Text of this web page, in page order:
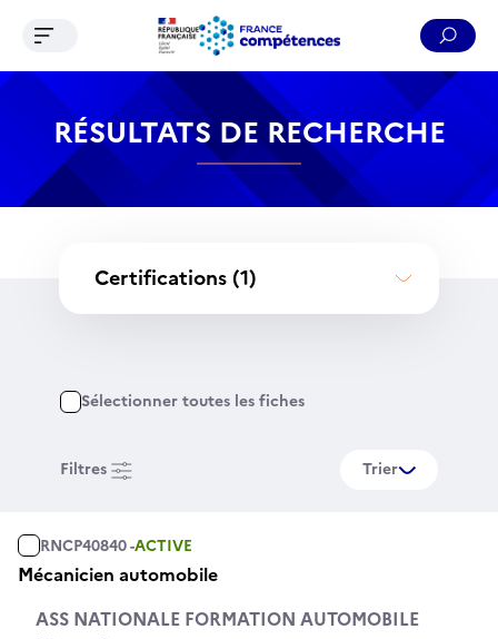
Contenu Recherche Menu Pied de page
Ouvrir le menu de navigation
RÉSULTATS DE RECHERCHE
Certifications (1)
Sélectionner toutes les fiches
Filtres Trier
RNCP40840 -ACTIVE
Mécanicien automobile
ASS NATIONALE FORMATION AUTOMOBILE